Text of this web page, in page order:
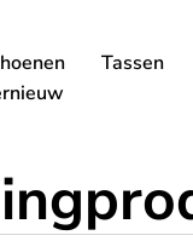
Tassen